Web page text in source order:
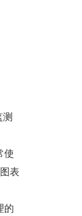
测
使
表
的